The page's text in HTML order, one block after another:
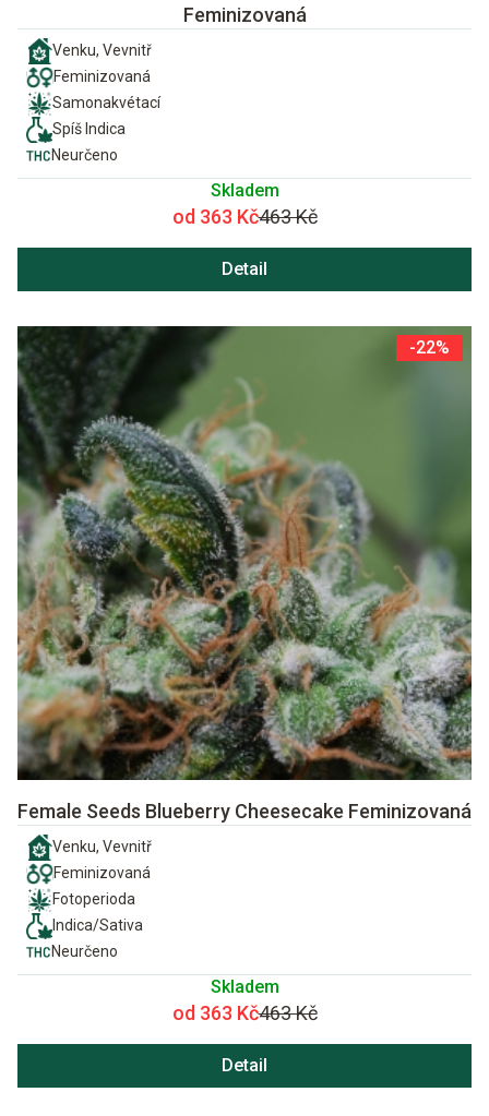
Feminizovaná
Venku, Vevnitř
Feminizovaná
Samonakvétací
Spíš Indica
Neurčeno
Skladem
od 363 Kč463 Kč
Detail
-22%
Female Seeds Blueberry Cheesecake Feminizovaná
Venku, Vevnitř
Feminizovaná
Fotoperioda
Indica/Sativa
Neurčeno
Skladem
od 363 Kč463 Kč
Detail